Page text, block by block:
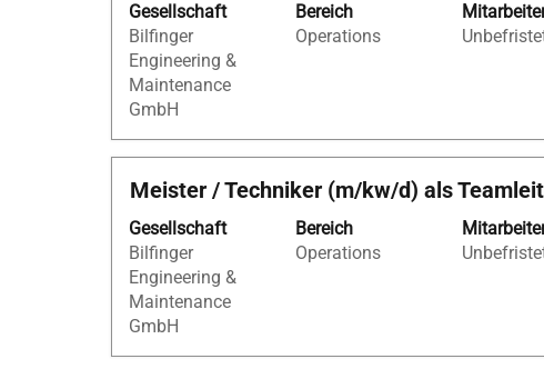
Gesellschaft
Bilfinger
Engineering &
Maintenance
GmbH
Bereich
Operations
die
Leertaste,
um
die
Stelleninformationen
vollständig
anzuzeigen.
Stellenbezeichnung
Meister / Techniker (m/kw/d) als
Gesellschaft
Bilfinger
Engineering &
Maintenance
GmbH
Bereich
Operations
Drücken
die
Leertaste,
um
die
Stelleninformationen
vollständig